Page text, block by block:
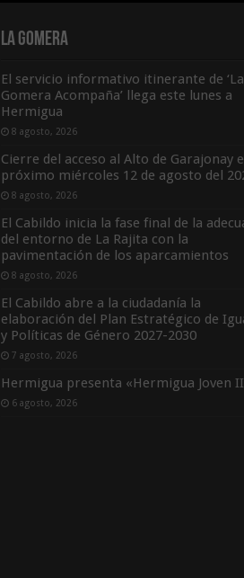
La Gomera
El servicio informativo itinerante de ‘La
Gomera Acompaña’ llega este lunes a
Hermigua
8 agosto, 2026
Cierre del acceso al Alto de Garajonay
próximo miércoles 12 de agosto del
8 agosto, 2026
El Cabildo inicia la fase final de la
del entorno de La Rajita con la
pavimentación de los aparcamientos
8 agosto, 2026
El Cabildo abre a la ciudadanía la
elaboración del Plan Estratégico de
y Políticas de Género 2027-2030
7 agosto, 2026
Hermigua presenta «Hermigua Joven
6 agosto, 2026